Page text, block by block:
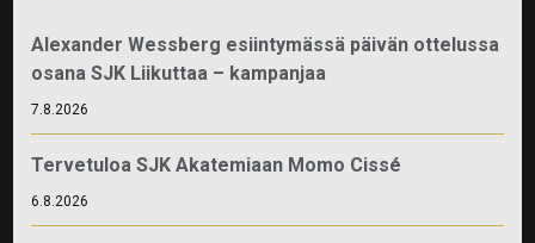
Alexander Wessberg esiintymässä päivän ottelussa
osana SJK Liikuttaa – kampanjaa
7.8.2026
Tervetuloa SJK Akatemiaan Momo Cissé
6.8.2026